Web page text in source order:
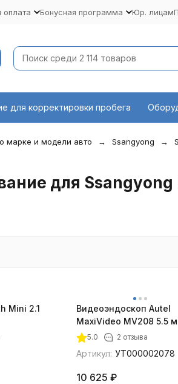
Бонусная программа Юр. лицам
для корректировки пробега
марке и модели авто Ssangyong
для Ssangyong
Mini 2.1
Видеоэндоскоп Autel
MaxiVideo MV208 5.5
5.0 2 отзыва
Артикул: УТ000002078
10 625 ₽